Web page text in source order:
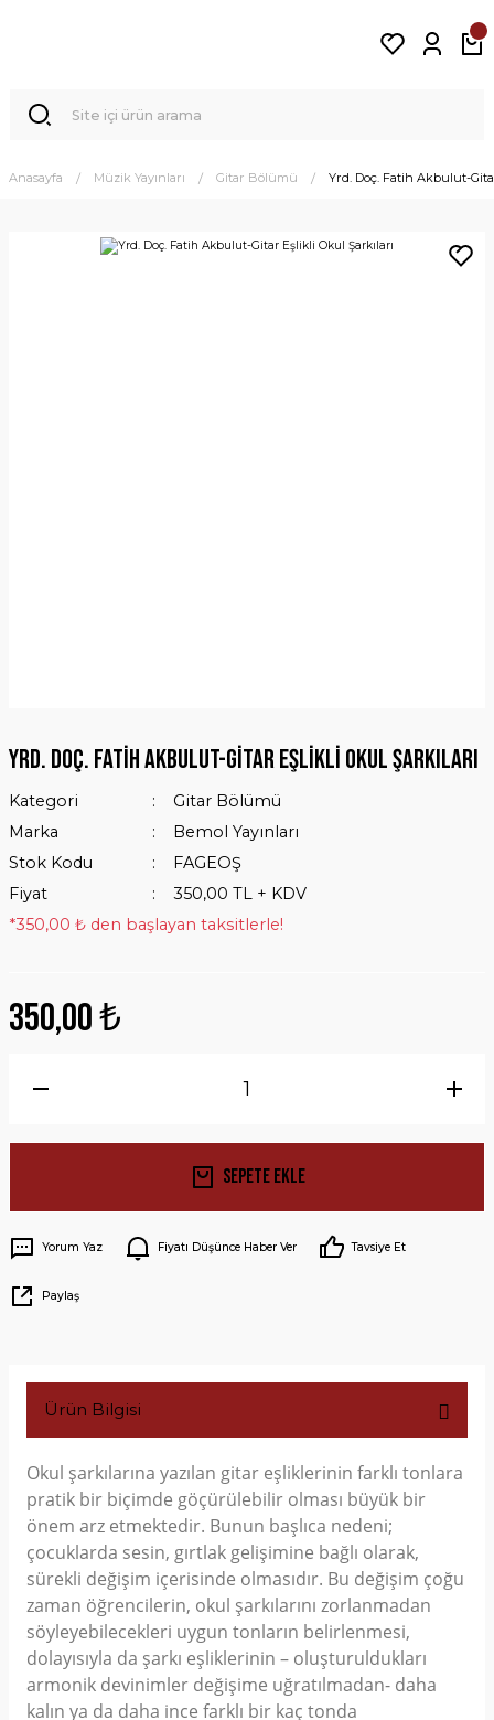
Anasayfa Müzik Yayınları Gitar Bölümü Yrd. Doç. Fatih Akbulut-
Yrd. Doç. Fatih Akbulut-Gitar Eşlikli Okul Şarkıları
Kategori
Gitar Bölümü
Marka
Bemol Yayınları
Stok Kodu
FAGEOŞ
Fiyat
350,00 TL + KDV
*350,00 ₺ den başlayan taksitlerle!
350,00 ₺
Sepete Ekle
Yorum Yaz Fiyatı Düşünce Haber Ver Tavsiye Et
Paylaş
Ürün Bilgisi
Okul şarkılarına yazılan gitar eşliklerinin farklı tonlara
pratik bir biçimde göçürülebilir olması büyük bir
önem arz etmektedir. Bunun başlıca nedeni;
çocuklarda sesin, gırtlak gelişimine bağlı olarak,
sürekli değişim içerisinde olmasıdır. Bu değişim çoğu
zaman öğrencilerin, okul şarkılarını zorlanmadan
söyleyebilecekleri uygun tonların belirlenmesi,
dolayısıyla da şarkı eşliklerinin – oluşturuldukları
armonik devinimler değişime uğratılmadan- daha
kalın ya da daha ince farklı bir kaç tonda